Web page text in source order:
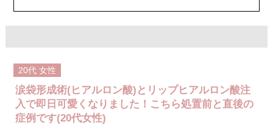
オプション：表面麻酔 3,300円(税込) 笑気麻酔 3,300円(税込)
ルムを整える施術です。上唇と下唇のバランスを調整したり、口角の印象
を改善したりすることも可能で、ナチュラルな仕上がりを重視しながらデ
ザインしていきます。
施術時間：注入箇所数により異なりますが、10分程度です。
リスク、副作用：施術後に腫れ、赤み、内出血、痛み、突っ張り感などが
生じることがありますが、通常は一時的なもので数日〜1週間程度で軽快し
ていきます。まれに、ヒアルロン酸に対するアレルギー反応や、細菌感
20代 女性
涙袋形成術(ヒアルロン酸)とリップヒアルロン酸注
入で即日可愛くなりました！こちら処置前と直後の
症例です(20代女性)